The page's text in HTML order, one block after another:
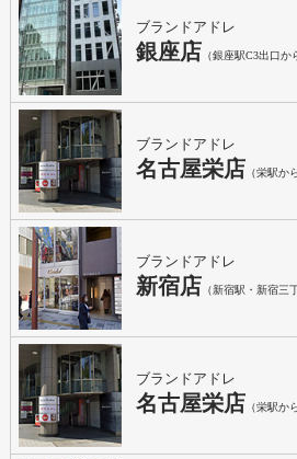
ブランドアドレ
銀座店 （銀座駅C3出口か
ブランドアドレ
名古屋栄店 （栄駅か
ブランドアドレ
新宿店 （新宿駅・新宿三
ブランドアドレ
名古屋栄店 （栄駅か